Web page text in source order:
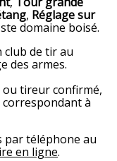
, Réglagesur
domaine boisé.
club de tir au
des armes.
ou tireur confirmé,
à
par téléphone au
en ligne.